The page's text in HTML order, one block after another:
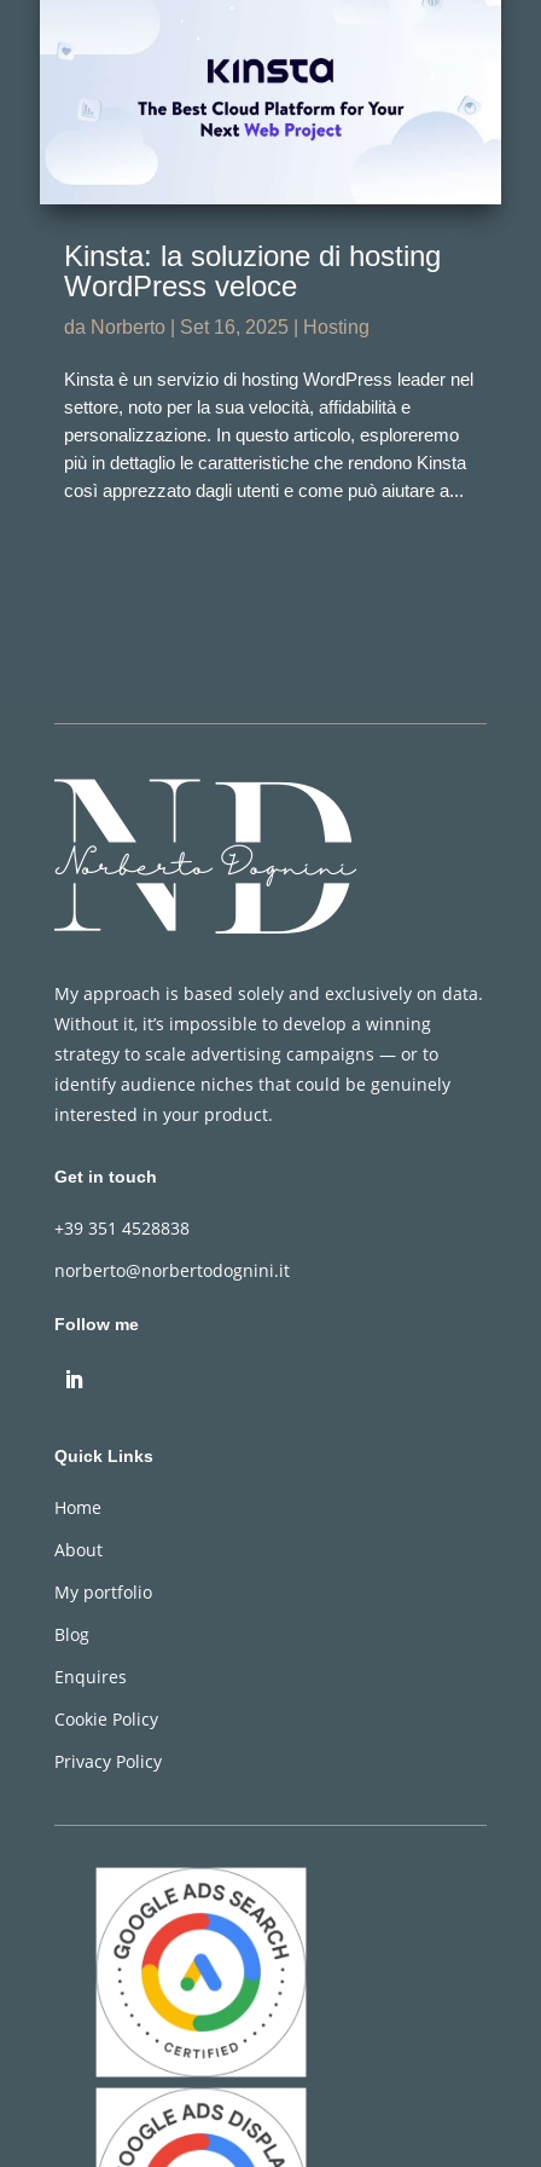
Kinsta: la soluzione di hosting
WordPress veloce
da Norberto| Set 16, 2025 Hosting
Kinsta è un servizio di hosting WordPress leader nel
settore, noto per la sua velocità, affidabilità e
personalizzazione. In questo articolo, esploreremo
più in dettaglio le caratteristiche che rendono Kinsta
così apprezzato dagli utenti e come può aiutare a...
My approach is based solely and exclusively on data.
Without it, it’s impossible to develop a winning
strategy to scale advertising campaigns — or to
identify audience niches that could be genuinely
interested in your product.
Get in touch
+39 351 4528838
norberto@norbertodognini.it
Follow me
Quick Links
Home
About
My portfolio
Blog
Enquires
Cookie Policy
Privacy Policy